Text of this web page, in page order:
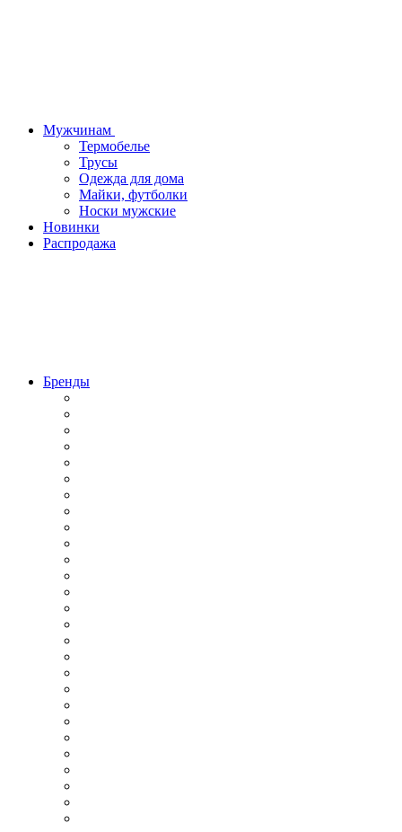
Мужчинам
Термобелье
Трусы
Одежда для дома
Майки, футболки
Носки мужские
Новинки
Распродажа
Бренды